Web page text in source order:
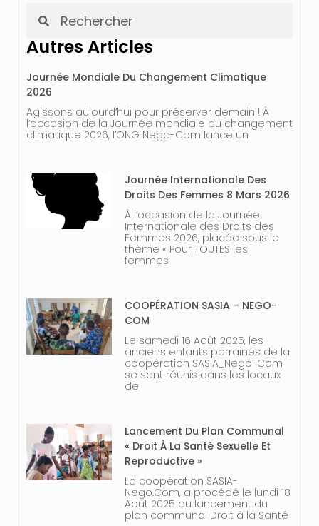
Autres Articles
Journée Mondiale Du Changement Climatique
2026
Agissons aujourd’hui pour préserver demain ! À
l’occasion de la Journée mondiale du changement
climatique 2026, l’ONG Nego-Com lance un
Journée Internationale Des
Droits Des Femmes 8 Mars 2026
À l’occasion de la Journée
Internationale des Droits des
Femmes 2026, placée sous le
thème « Pour TOUTES les
femmes
COOPÉRATION SASIA – NEGO-
COM
Le samedi 16 Août 2025, les
anciens enfants parrainés de la
coopération SASIA_Nego-Com
se sont réunis dans les locaux
de
Lancement Du Plan Communal
« Droit À La Santé Sexuelle Et
Reproductive »
La coopération SASIA-
Nego.Com, a procédé le lundi 18
Aout 2025 au lancement du
plan communal Droit à la Santé